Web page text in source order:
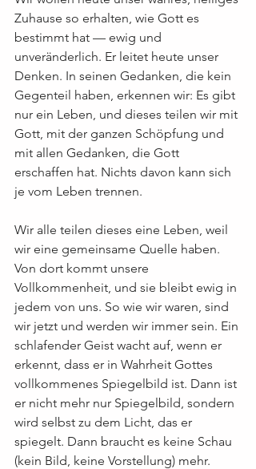
Zuhause so erhalten, wie Gott es
bestimmt hat — ewig und
unveränderlich. Er leitet heute unser
Denken. In seinen Gedanken, die kein
Gegenteil haben, erkennen wir: Es gibt
nur ein Leben, und dieses teilen wir mit
Gott, mit der ganzen Schöpfung und
mit allen Gedanken, die Gott
erschaffen hat. Nichts davon kann sich
je vom Leben trennen.
Wir alle teilen dieses eine Leben, weil
wir eine gemeinsame Quelle haben.
Von dort kommt unsere
Vollkommenheit, und sie bleibt ewig in
jedem von uns. So wie wir waren, sind
wir jetzt und werden wir immer sein. Ein
schlafender Geist wacht auf, wenn er
erkennt, dass er in Wahrheit Gottes
vollkommenes Spiegelbild ist. Dann ist
er nicht mehr nur Spiegelbild, sondern
wird selbst zu dem Licht, das er
spiegelt. Dann braucht es keine Schau
(kein Bild, keine Vorstellung) mehr.